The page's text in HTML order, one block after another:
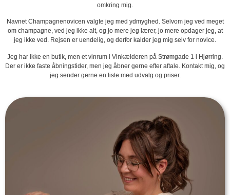
omkring mig.
Navnet Champagnenovicen valgte jeg med ydmyghed. Selvom jeg ved meget
om champagne, ved jeg ikke alt, og jo mere jeg lærer, jo mere opdager jeg, at
jeg ikke ved. Rejsen er uendelig, og derfor kalder jeg mig selv for novice.
Jeg har ikke en butik, men et vinrum i Vinkælderen på Strømgade 1 i Hjørring.
Der er ikke faste åbningstider, men jeg åbner gerne efter aftale. Kontakt mig, og
jeg sender gerne en liste med udvalg og priser.